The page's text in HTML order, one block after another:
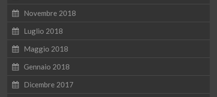
Novembre 2018
Luglio 2018
Maggio 2018
Gennaio 2018
Dicembre 2017